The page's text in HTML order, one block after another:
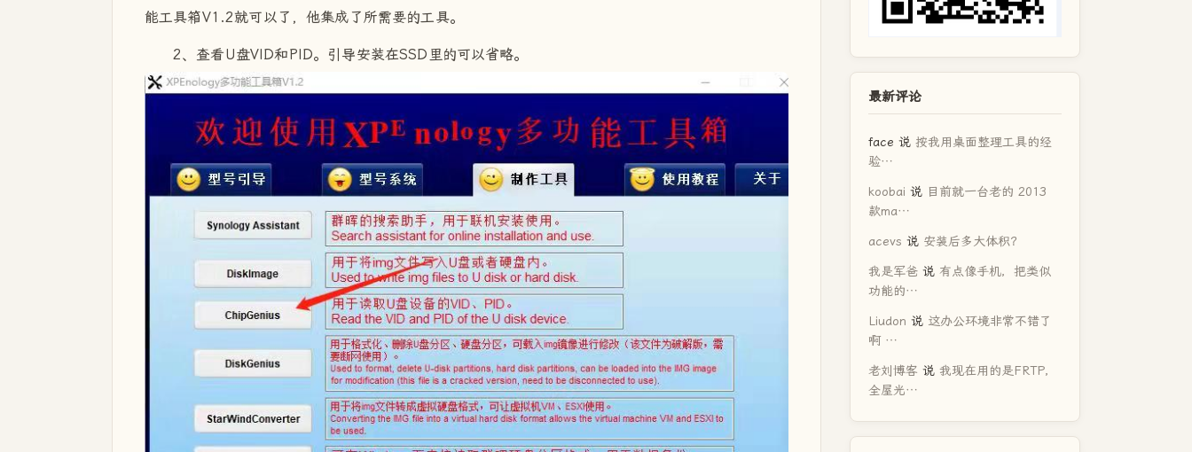
能工具箱V1.2就可以了，他集成了所需要的工具。
2、查看U盘VID和PID。引导安装在SSD里的可以省略。
最新评论
face 说 按我用桌面整理工具的经
验…
koobai 说 目前就一台老的 2013
款ma…
acevs 说 安装后多大体积？
我是军爸 说 有点像手机，把类似
功能的…
Liudon 说 这办公环境非常不错了
啊 …
老刘博客 说 我现在用的是FRTP，
全屋光…